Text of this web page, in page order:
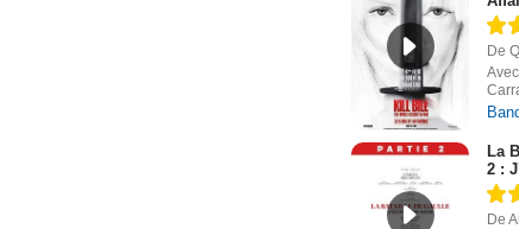
De
La
2 :
De